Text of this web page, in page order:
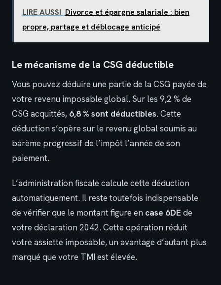
LIRE AUSSI Divorce et épargne salariale : bien
propre, partage et déblocage anticipé
Le mécanisme de la CSG déductible
Vous pouvez déduire une partie de la CSG payée de
votre revenu imposable global. Sur les 9,2 % de
CSG acquittés, 6,8 % sont déductibles. Cette
déduction s’opère sur le revenu global soumis au
barème progressif de l’impôt l’année de son
paiement.
L’administration fiscale calcule cette déduction
automatiquement. Il reste toutefois indispensable
de vérifier que le montant figure en case 6DE de
votre déclaration 2042. Cette opération réduit
votre assiette imposable, un avantage d’autant plus
marqué que votre TMI est élevée.